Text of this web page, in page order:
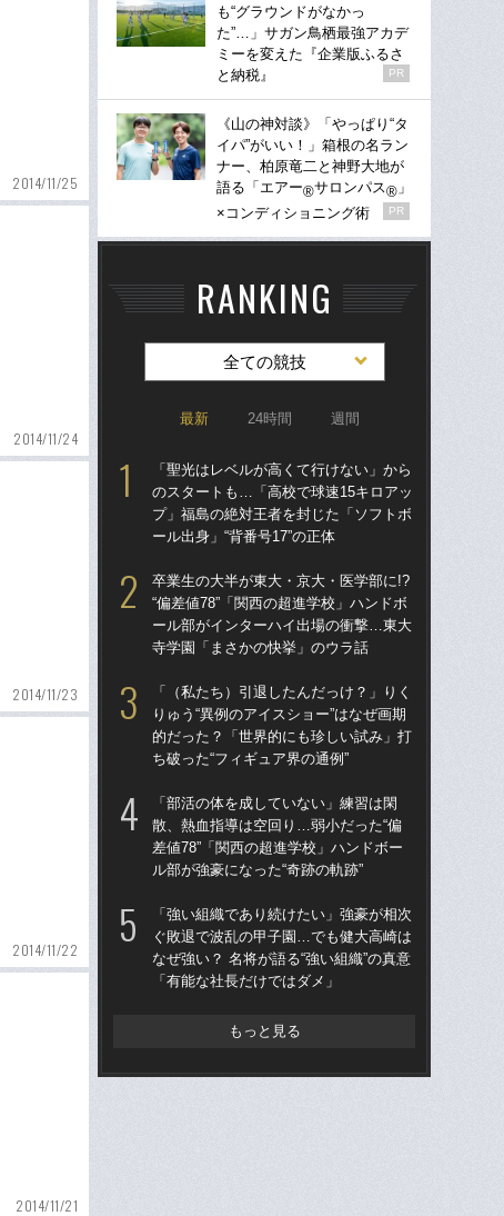
2014/11/25
2014/11/24
2014/11/23
2014/11/22
2014/11/21
も“グラウンドがなかっ
た”…」サガン鳥栖最強アカデ
ミーを変えた『企業版ふるさ
と納税』
PR
《山の神対談》「やっぱり“タ
イパ”がいい！」箱根の名ラン
ナー、柏原竜二と神野大地が
語る「エアー®サロンパス® 」
×コンディショニング術
PR
RANKING
全ての競技
最新 24時間 週間
「聖光はレベルが高くて行けない」から
のスタートも…「高校で球速15キロアッ
プ」福島の絶対王者を封じた「ソフトボ
ール出身」“背番号17”の正体
卒業生の大半が東大・京大・医学部に!?
“偏差値78”「関西の超進学校」ハンドボ
ール部がインターハイ出場の衝撃…東大
寺学園「まさかの快挙」のウラ話
「（私たち）引退したんだっけ？」りく
りゅう“異例のアイスショー”はなぜ画期
的だった？「世界的にも珍しい試み」打
ち破った“フィギュア界の通例”
「部活の体を成していない」練習は閑
散、熱血指導は空回り…弱小だった“偏
差値78”「関西の超進学校」ハンドボー
ル部が強豪になった“奇跡の軌跡”
「強い組織であり続けたい」強豪が相次
ぐ敗退で波乱の甲子園…でも健大高崎は
なぜ強い？ 名将が語る“強い組織”の真意
「有能な社長だけではダメ」
もっと見る